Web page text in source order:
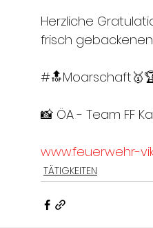
Herzliche
frisch gebackenen
📸 ÖA - Team FF
www.feuerwehr-
TÄTIGKEITEN